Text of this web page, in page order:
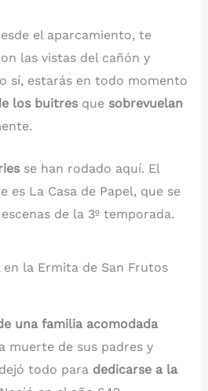
el aparcamiento, te
las vistas del cañón y
sí, estarás en todo momento
los buitres que sobrevuelan
se han rodado aquí. El
es La Casa de Papel, que se
de la 3º temporada.
en la Ermita de San Frutos
una familia acomodada
muerte de sus padres y
todo para dedicarse a la